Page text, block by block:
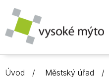
Úvod Městský úřad